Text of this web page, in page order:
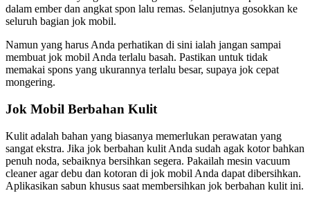
dalam ember dan angkat spon lalu remas. Selanjutnya gosokkan ke
seluruh bagian jok mobil.
Namun yang harus Anda perhatikan di sini ialah jangan sampai
membuat jok mobil Anda terlalu basah. Pastikan untuk tidak
memakai spons yang ukurannya terlalu besar, supaya jok cepat
mongering.
Jok Mobil Berbahan Kulit
Kulit adalah bahan yang biasanya memerlukan perawatan yang
sangat ekstra. Jika jok berbahan kulit Anda sudah agak kotor bahkan
penuh noda, sebaiknya bersihkan segera. Pakailah mesin vacuum
cleaner agar debu dan kotoran di jok mobil Anda dapat dibersihkan.
Aplikasikan sabun khusus saat membersihkan jok berbahan kulit ini.